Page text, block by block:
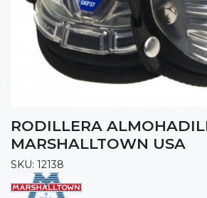
RODILLERA
MARSHALLTOWN USA
SKU: 12138